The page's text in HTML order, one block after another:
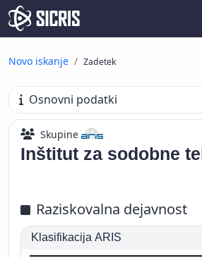
Novo iskanje Zadetek
Osnovni podatki
Skupine
Inštitut za sodobne
Raziskovalna dejavnost
Klasifikacija ARIS